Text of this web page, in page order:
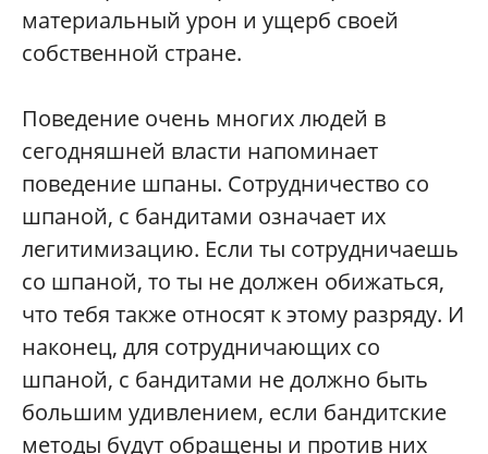
материальный урон и ущерб своей
собственной стране.
Поведение очень многих людей в
сегодняшней власти напоминает
поведение шпаны. Сотрудничество со
шпаной, с бандитами означает их
легитимизацию. Если ты сотрудничаешь
со шпаной, то ты не должен обижаться,
что тебя также относят к этому разряду. И
наконец, для сотрудничающих со
шпаной, с бандитами не должно быть
большим удивлением, если бандитские
методы будут обращены и против них